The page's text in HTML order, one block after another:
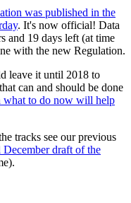
was published in the
. It's now official! Data
and 19 days left (at time
with the new Regulation.
leave it until 2018 to
can and should be done
what to do now will help
tracks see our previous
draft of the